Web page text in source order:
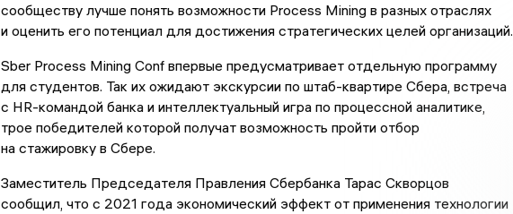
сообществу лучше понять возможности Process Mining в разных отраслях
и оценить его потенциал для достижения стратегических целей организаций.
Sber Process Mining Conf впервые предусматривает отдельную программу
для студентов. Так их ожидают экскурсии по штаб-квартире Сбера, встреча
с HR-командой банка и интеллектуальный игра по процессной аналитике,
трое победителей которой получат возможность пройти отбор
на стажировку в Сбере.
Заместитель Председателя Правления Сбербанка Тарас Скворцов
сообщил, что с 2021 года экономический эффект от применения технологии